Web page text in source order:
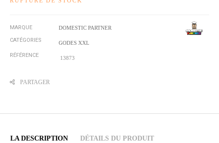
MARQUE DOMESTIC PARTNER
CATÉGORIES GODES XXL
RÉFÉRENCE 13873
PARTAGER
LA DESCRIPTION DÉTAILS DU PRODUIT